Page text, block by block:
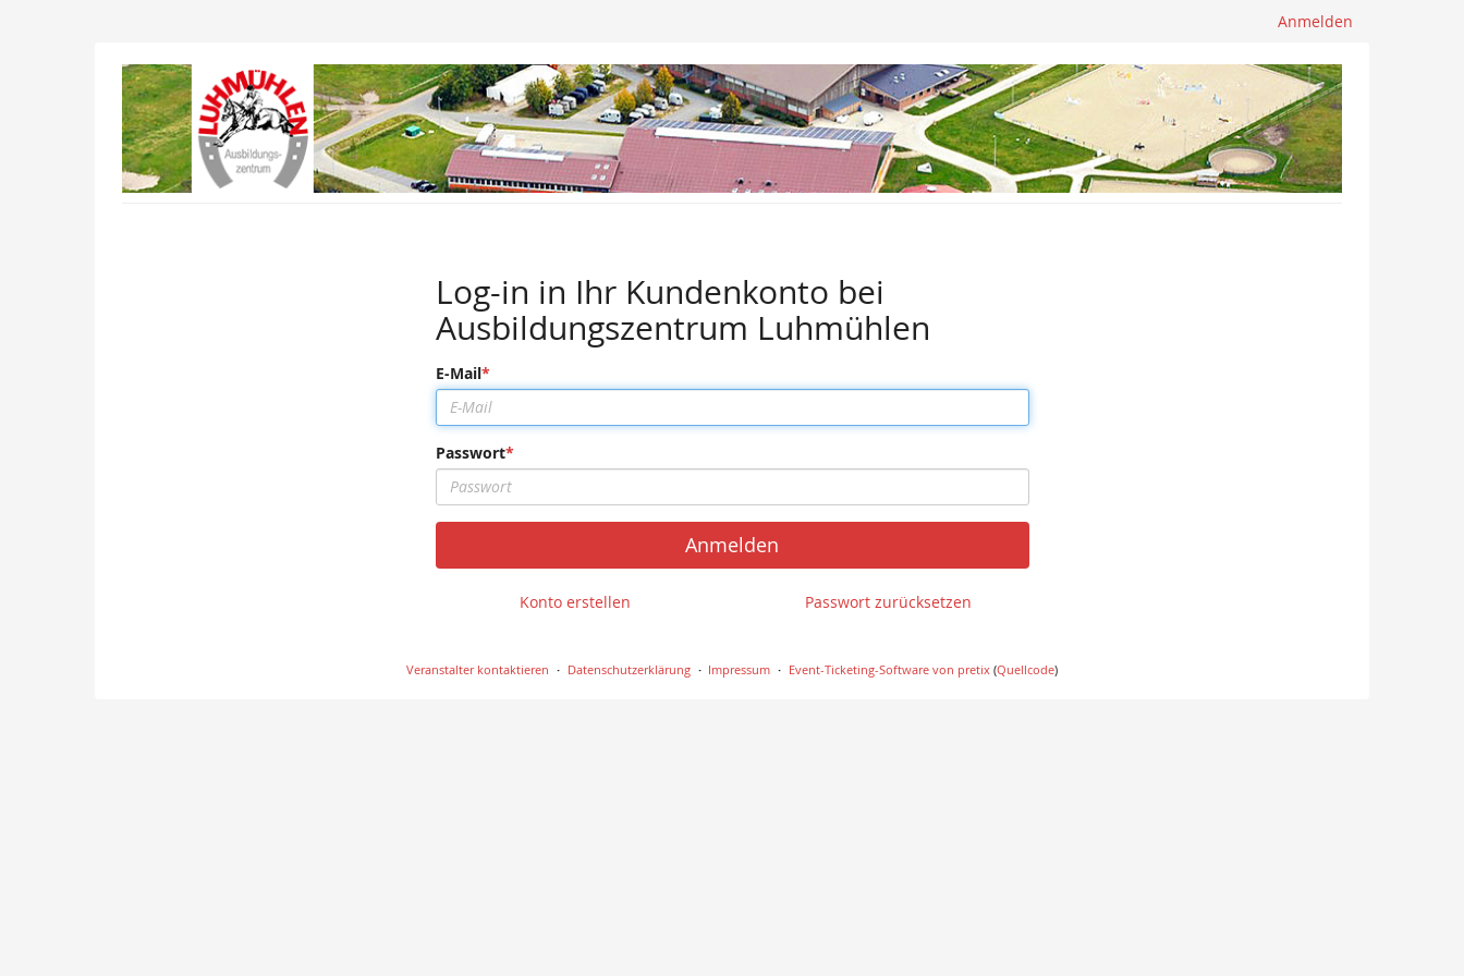
Anmelden
Ausbildungszentrum
Luhmühlen
Log-in in Ihr Kundenkonto bei
Ausbildungszentrum Luhmühlen
E-Mail
Passwort
Anmelden
Konto erstellen Passwort zurücksetzen
Veranstalter kontaktieren Datenschutzerklärung Impressum Event-Ticketing-Software von pretix(Quellcode)